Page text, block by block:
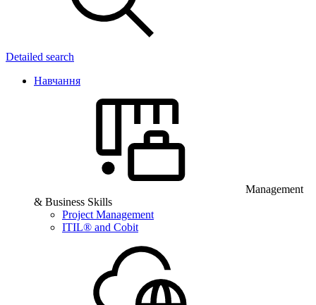
Detailed search
Навчання
Management
& Business Skills
Project Management
ITIL® and Cobit